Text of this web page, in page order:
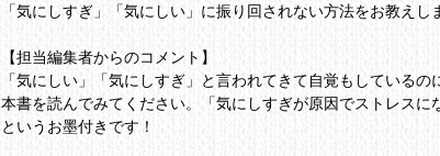
「気にしすぎ」「気にしい」に振り回されない方法をお教えし
【担当編集者からのコメント】
「気にしい」「気にしすぎ」と言われてきて自覚もしている
本書を読んでみてください。「気にしすぎが原因でストレスに
というお墨付きです！